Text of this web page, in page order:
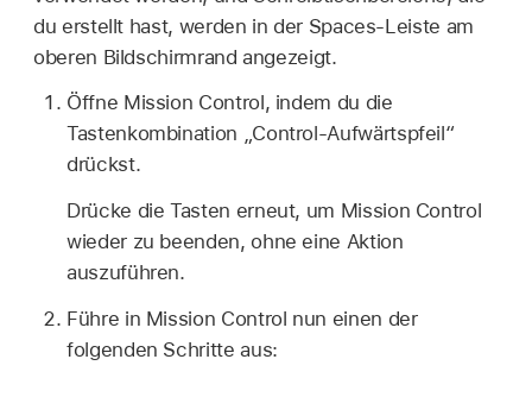
du erstellt hast, werden in der Spaces-Leiste am
oberen Bildschirmrand angezeigt.
Öffne Mission Control, indem du die
Tastenkombination „Control-Aufwärtspfeil“
drückst.
Drücke die Tasten erneut, um Mission Control
wieder zu beenden, ohne eine Aktion
auszuführen.
Führe in Mission Control nun einen der
folgenden Schritte aus: